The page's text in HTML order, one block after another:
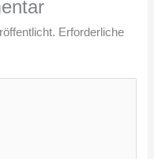
Erforderliche